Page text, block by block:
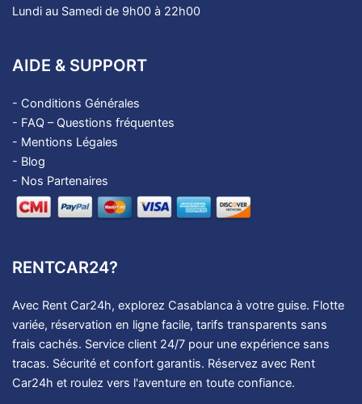
Lundi au Samedi de 9h00 à 22h00
AIDE & SUPPORT
- Conditions Générales
- FAQ – Questions fréquentes
- Mentions Légales
- Blog
- Nos Partenaires
RENTCAR24?
Avec Rent Car24h, explorez Casablanca à votre guise. Flotte
variée, réservation en ligne facile, tarifs transparents sans
frais cachés. Service client 24/7 pour une expérience sans
tracas. Sécurité et confort garantis. Réservez avec Rent
Car24h et roulez vers l'aventure en toute confiance.